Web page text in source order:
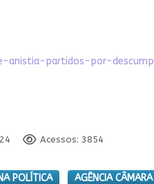
anistia-partidos-por-
Acessos: 3854
POLÍTICA AGÊNCIA CÂMARA